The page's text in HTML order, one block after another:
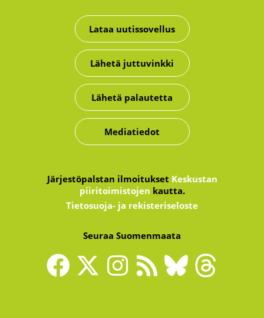
Lataa uutissovellus
Lähetä juttuvinkki
Lähetä palautetta
Mediatiedot
Järjestöpalstan ilmoitukset Keskustan
piiritoimistojen kautta.
Tietosuoja- ja rekisteriseloste
Seuraa Suomenmaata